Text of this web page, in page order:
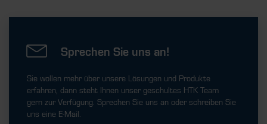
Sprechen Sie uns an!
Sie wollen mehr über unsere Lösungen und Produkte
erfahren, dann steht Ihnen unser geschultes HTK Team
gern zur Verfügung. Sprechen Sie uns an oder schreiben Sie
uns eine E-Mail.